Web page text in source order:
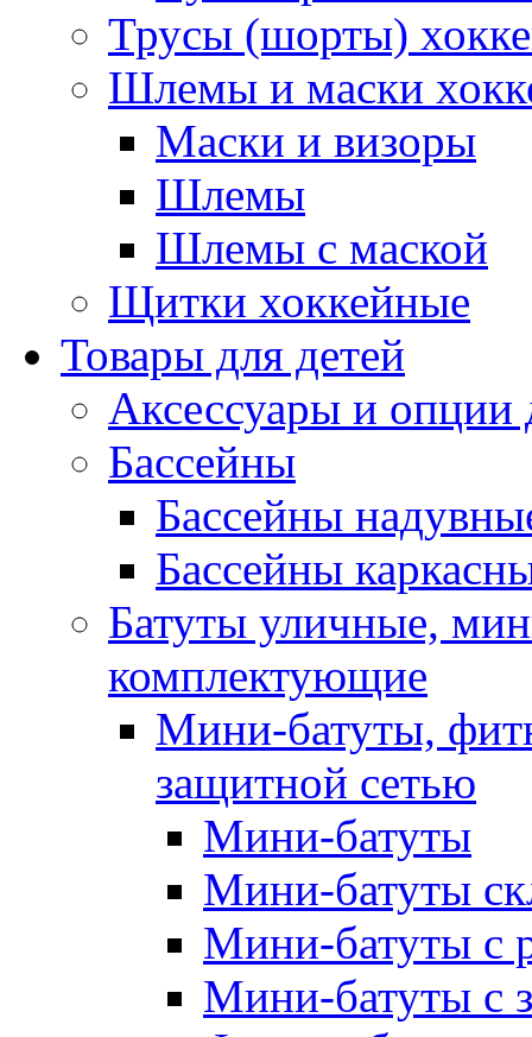
Трусы (шорты)
Шлемы и маски
Маски и визоры
Шлемы
Шлемы с маской
Щитки хоккейные
Товары для детей
Аксессуары и опции
Бассейны
Бассейны
Бассейны
Батуты уличные,
комплектующие
Мини-батуты,
защитной сетью
Мини-батуты
Мини-батуты
Мини-батуты с
Мини-батуты с